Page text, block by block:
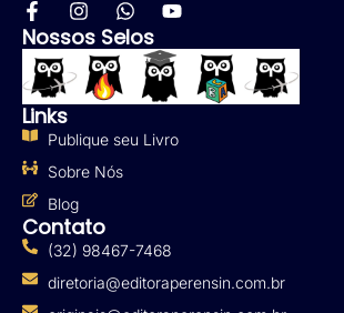
Nossos Selos
Links
Publique seu Livro
Sobre Nós
Blog
Contato
(32) 98467-7468
diretoria@editoraperensin.com.br